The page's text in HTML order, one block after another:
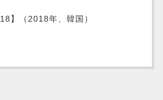
18】（2018年、韓国）